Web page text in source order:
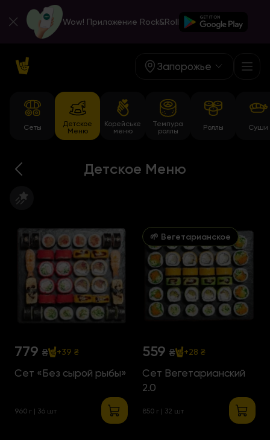
Wow! Приложение Rock&Roll
Запорожье
Сеты
Детское
Меню
Корейське
меню
Темпура
роллы
Роллы Суши
Детское Меню
779 ₴ +39 ₴
Сет «Без сырой рыбы»
960 г | 36 шт
🌱 Вегетарианское
559 ₴ +28 ₴
Сет Вегетарианский
2.0
850 г | 32 шт